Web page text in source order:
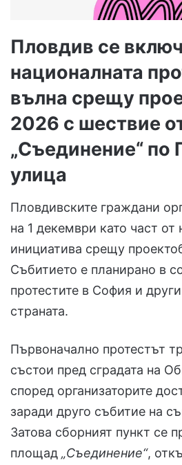
Пловдив се
националната
вълна срещу
2026 с шествие
„Съединение“ по
улица
Пловдивските граждани
на 1 декември като част от
инициатива срещу
Събитието е планирано в
протестите в София и
страната.
Първоначално протестът
състои пред сградата на
според организаторите
заради друго събитие на
Затова сборният пункт се
площад „Съединение“,